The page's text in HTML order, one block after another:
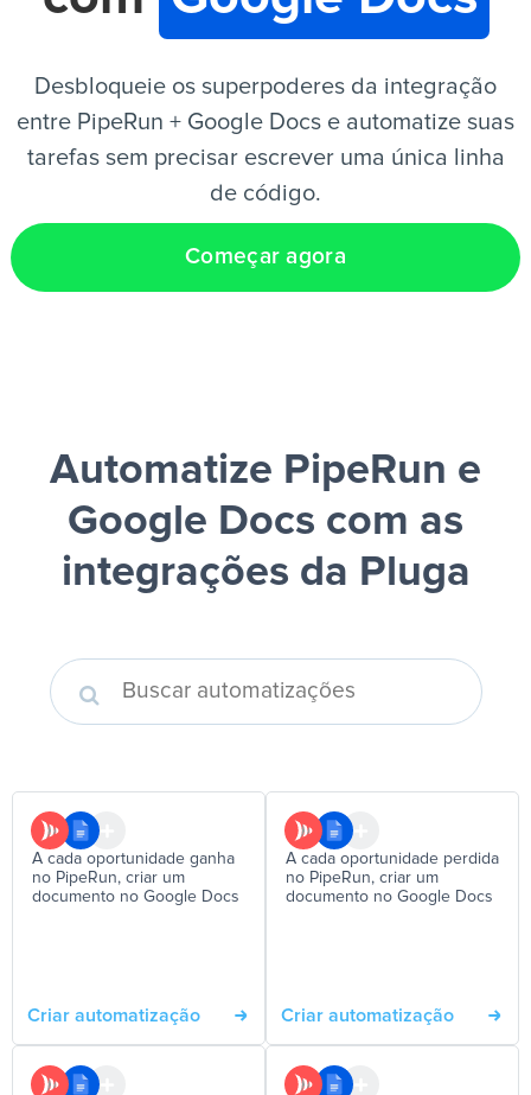
Desbloqueie os superpoderes da integração
entre PipeRun + Google Docs e automatize suas
tarefas sem precisar escrever uma única linha
de código.
Começar agora
Automatize PipeRun e
Google Docs com as
integrações da Pluga
A cada oportunidade ganha
no PipeRun, criar um
documento no Google Docs
Criar automatização
A cada oportunidade perdida
no PipeRun, criar um
documento no Google Docs
Criar automatização